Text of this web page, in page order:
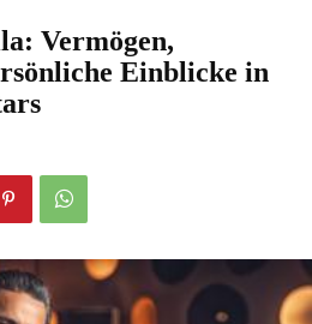
Vermögen,
Einblicke in